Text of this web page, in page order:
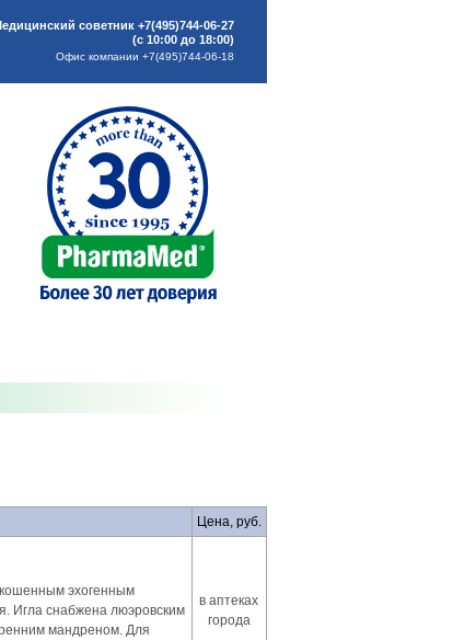
советник +7(495)744-06-27
(с 10:00 до 18:00)
Офис компании +7(495)744-06-18
Цена, руб.
эхогенным
Игла снабжена люэровским
мандреном. Для
в аптеках
города